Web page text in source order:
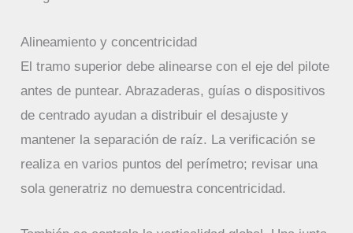
Alineamiento y concentricidad
El tramo superior debe alinearse con el eje del pilote
antes de puntear. Abrazaderas, guías o dispositivos
de centrado ayudan a distribuir el desajuste y
mantener la separación de raíz. La verificación se
realiza en varios puntos del perímetro; revisar una
sola generatriz no demuestra concentricidad.